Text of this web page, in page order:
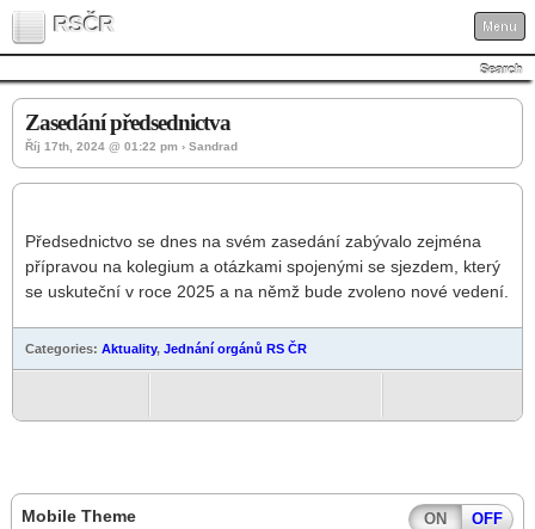
RSČR Menu
Search
Zasedání předsednictva
Říj 17th, 2024 @ 01:22 pm › Sandrad
Předsednictvo se dnes na svém zasedání zabývalo zejména
přípravou na kolegium a otázkami spojenými se sjezdem, který
se uskuteční v roce 2025 a na němž bude zvoleno nové vedení.
Categories: Aktuality, Jednání orgánů RS ČR
Mobile Theme ON OFF